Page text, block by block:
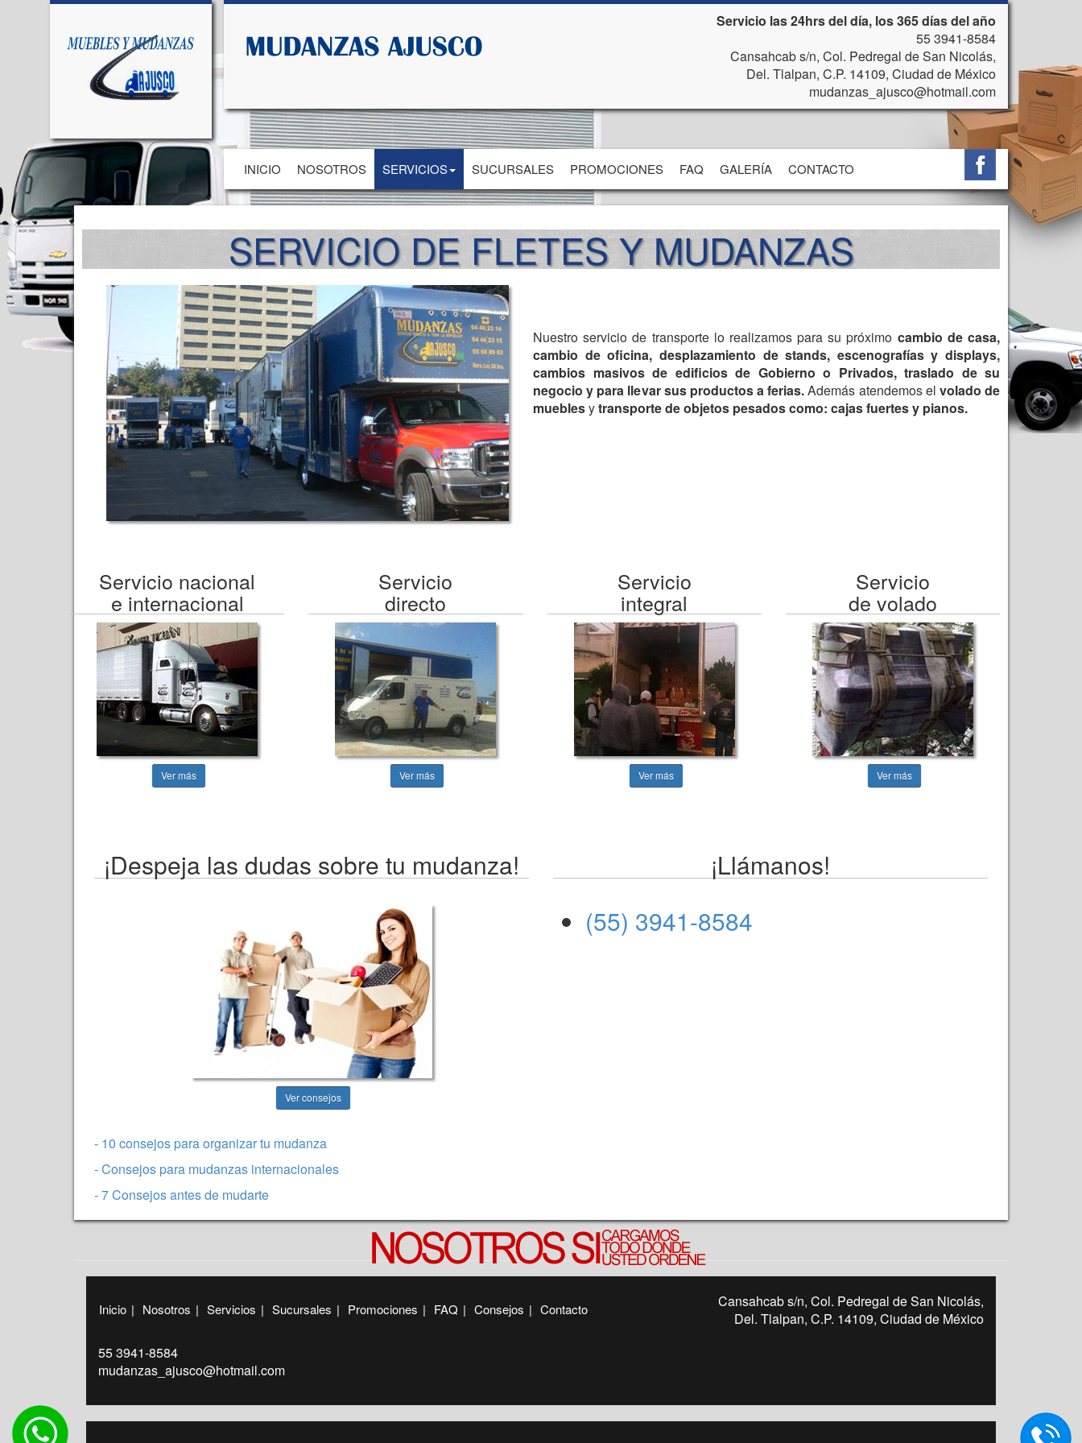
Servicio las 24hrs del día, los 365 días del año
55 3941-8584
Cansahcab s/n, Col. Pedregal de San Nicolás,
Del. Tlalpan, C.P. 14109, Ciudad de México
mudanzas_ajusco@hotmail.com
INICIO NOSOTROS SERVICIOS SUCURSALES PROMOCIONES FAQ GALERÍA CONTACTO
SERVICIO DE FLETES Y MUDANZAS
Nuestro servicio de transporte lo realizamos para su próximo cambio de casa,
cambio de oficina, desplazamiento de stands, escenografías y displays,
cambios masivos de edificios de Gobierno o Privados, traslado de su
negocio y para llevar sus productos a ferias.Además atendemos el volado de
mueblesytransporte de objetos pesados como: cajas fuertes y pianos.
Servicio nacional
e internacional
Ver más
Servicio
directo
Ver más
Servicio
integral
Ver más
Servicio
de volado
Ver más
¡Despeja las dudas sobre tu mudanza!
Ver consejos
- 10 consejos para organizar tu mudanza
- Consejos para mudanzas internacionales
- 7 Consejos antes de mudarte
¡Llámanos!
(55) 3941-8584
Inicio | Nosotros | Servicios | Sucursales | Promociones | FAQ | Consejos | Contacto
Cansahcab s/n, Col. Pedregal de San Nicolás,
Del. Tlalpan, C.P. 14109, Ciudad de México
55 3941-8584
mudanzas_ajusco@hotmail.com